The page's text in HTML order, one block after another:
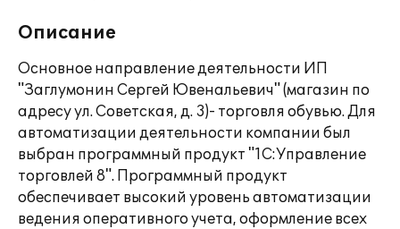
Описание
Основное направление деятельности ИП
"Заглумонин Сергей Ювенальевич" (магазин по
адресу ул. Советская, д. 3)- торговля обувью. Для
автоматизации деятельности компании был
выбран программный продукт "1С:Управление
торговлей 8". Программный продукт
обеспечивает высокий уровень автоматизации
ведения оперативного учета, оформление всех